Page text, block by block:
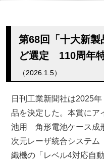
第68回「十大新
ど選定 110周年
（2026.1.5）
日刊工業新聞社は2025
品を決定した。本賞にア
池用 角形電池ケース成
次元レーザ統合システム
織機の「レベル4対応自